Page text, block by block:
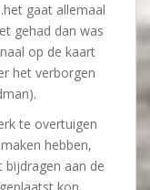
gaat allemaal
gehad dan was
op de kaart
het verborgen
te overtuigen
hebben,
bijdragen aan de